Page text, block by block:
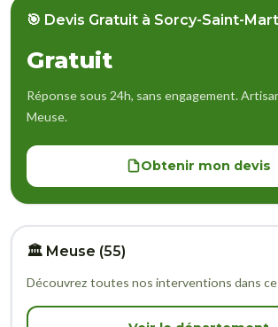
🎯 Devis Gratuit à Sorcy-Saint-
Gratuit
Réponse sous 24h, sans engagement.
Meuse.
Obtenir mon devis
🏛️ Meuse (55)
Découvrez toutes nos interventions dans